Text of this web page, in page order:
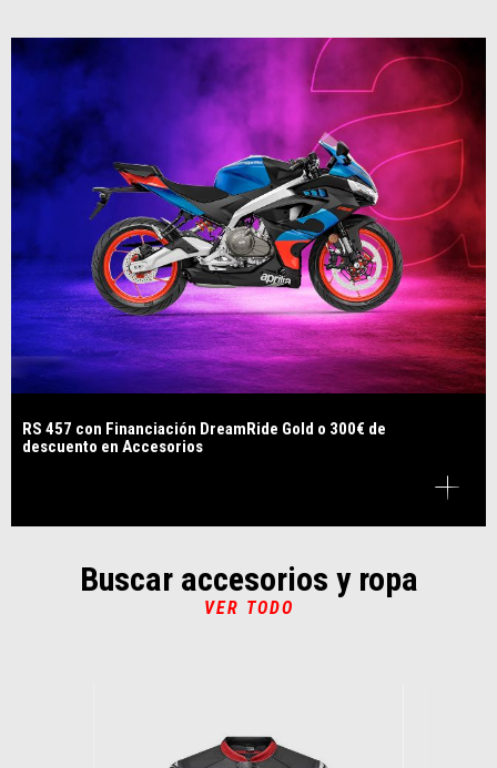
RS 457 con Financiación DreamRide Gold o 300€ de
descuento en Accesorios
Buscar accesorios y ropa
VER TODO